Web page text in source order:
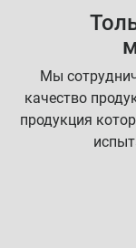
Мы
качество
продукция